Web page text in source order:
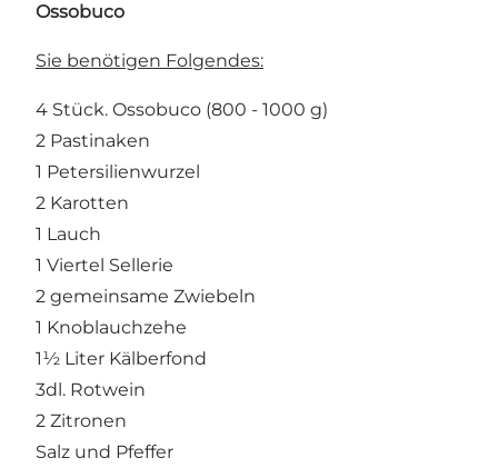
Ossobuco
Sie benötigen Folgendes:
4 Stück. Ossobuco (800 - 1000 g)
2 Pastinaken
1 Petersilienwurzel
2 Karotten
1 Lauch
1 Viertel Sellerie
2 gemeinsame Zwiebeln
1 Knoblauchzehe
1½ Liter Kälberfond
3dl. Rotwein
2 Zitronen
Salz und Pfeffer